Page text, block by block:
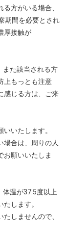
方がいる場合、
期間を必要とされ
厚接触が
た該当される方
上もっとも注意
感じる方は、ご来
いたします。
場合は、周りの人
お願いいたしま
温が37.5度以上
します。
しませんので、